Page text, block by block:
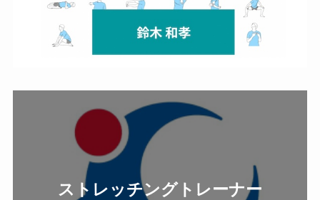
ストレッチングトレーナー